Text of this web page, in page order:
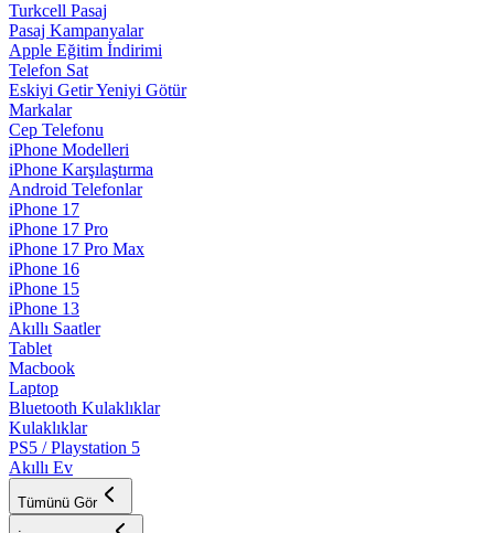
Turkcell Pasaj
Pasaj Kampanyalar
Apple Eğitim İndirimi
Telefon Sat
Eskiyi Getir Yeniyi Götür
Markalar
Cep Telefonu
iPhone Modelleri
iPhone Karşılaştırma
Android Telefonlar
iPhone 17
iPhone 17 Pro
iPhone 17 Pro Max
iPhone 16
iPhone 15
iPhone 13
Akıllı Saatler
Tablet
Macbook
Laptop
Bluetooth Kulaklıklar
Kulaklıklar
PS5 / Playstation 5
Akıllı Ev
Tümünü Gör